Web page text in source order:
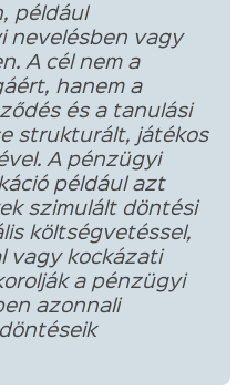
például
nevelésben vagy
A cél nem a
hanem a
és a tanulási
strukturált, játékos
A pénzügyi
például azt
szimulált döntési
költségvetéssel,
vagy kockázati
a pénzügyi
azonnali